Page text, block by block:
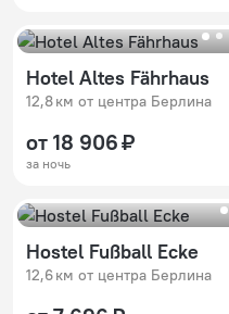
Hotel Altes Fährhaus
12,8 км от центра Берлина
от 18 906 ₽
за ночь
Hostel Fußball Ecke
12,6 км от центра Берлина